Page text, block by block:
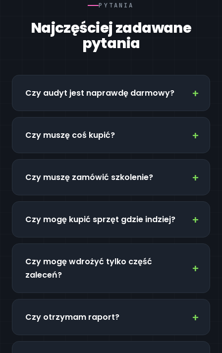
PYTANIA
Najczęściej zadawane
pytania
Czy audyt jest naprawdę darmowy?
Czy muszę coś kupić?
Czy muszę zamówić szkolenie?
Czy mogę kupić sprzęt gdzie indziej?
Czy mogę wdrożyć tylko część
zaleceń?
Czy otrzymam raport?